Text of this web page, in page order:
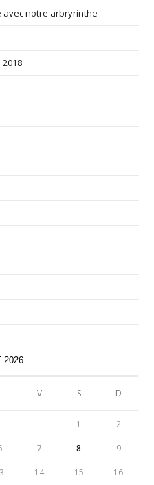
avec notre arbryrinthe
2026
V S D
1 2
7 8 9
14 15 16